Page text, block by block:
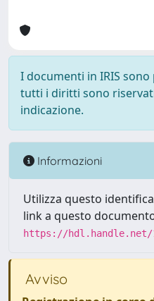
I documenti in IRIS
tutti i diritti sono
indicazione.
Informazioni
Utilizza questo
link a questo
https://hdl.handle.net/
Avviso